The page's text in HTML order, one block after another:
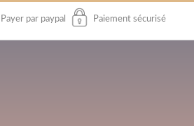
Payer par paypal Paiement sécurisé